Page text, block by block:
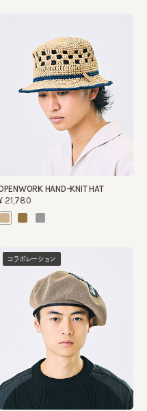
HAND-KNIT HAT
¥21,780
コラボレーション